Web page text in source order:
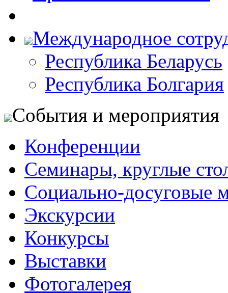
Международное
Республика Беларусь
Республика Болгария
События и мероприятия
Конференции
Семинары, круглые
Социально-досуговые
Экскурсии
Конкурсы
Выставки
Фотогалерея